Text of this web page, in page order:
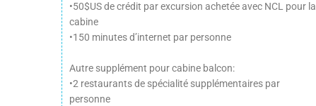
•50$US de crédit par excursion achetée avec NCL pour la
cabine
•150 minutes d’internet par personne
Autre supplément pour cabine balcon:
•2 restaurants de spécialité supplémentaires par
personne